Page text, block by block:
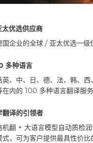
优选供应商
国企业的全球 / 亚太优选一级
多种语言
、中、日、德、法、韩、西
在内的 100 多种语言翻译服务
翻译的引领者
机翻 + 大语言模型自动质检
式，可为客户提供最具性价